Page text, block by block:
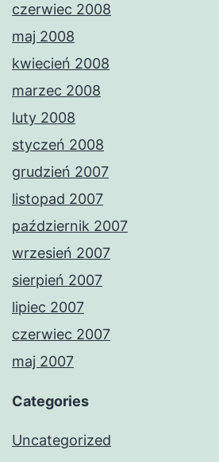
czerwiec 2008
maj 2008
kwiecień 2008
marzec 2008
luty 2008
styczeń 2008
grudzień 2007
listopad 2007
październik 2007
wrzesień 2007
sierpień 2007
lipiec 2007
czerwiec 2007
maj 2007
Categories
Uncategorized